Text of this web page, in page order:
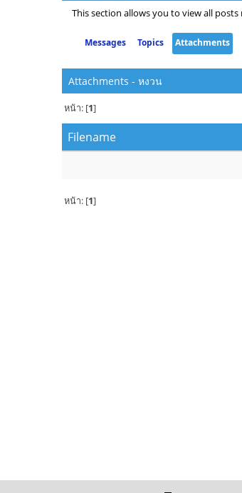
This section allows you to view all
Messages Topics Attachments
Attachments - หงวน
หน้า: [1]
Filename
หน้า: [1]